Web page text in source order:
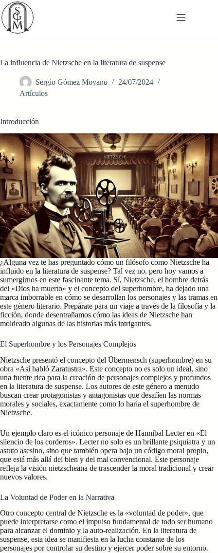
Saltar
al
contenido
La influencia de Nietzsche en la literatura de suspense
Sergio Gómez Moyano
24/07/2024
Artículos
Introducción
¿Alguna vez te has preguntado cómo un filósofo como Nietzsche ha
influido en la literatura de suspense? Tal vez no, pero hoy vamos a
sumergirnos en este fascinante tema. Sí, Nietzsche, el hombre detrás
del «Dios ha muerto» y el concepto del superhombre, ha dejado una
marca imborrable en cómo se desarrollan los personajes y las tramas en
este género literario. Prepárate para un viaje a través de la filosofía y la
ficción, donde desentrañamos cómo las ideas de Nietzsche han
moldeado algunas de las historias más intrigantes.
El Superhombre y los Personajes Complejos
Nietzsche presentó el concepto del Übermensch (superhombre) en su
obra «Así habló Zaratustra». Este concepto no es solo un ideal, sino
una fuente rica para la creación de personajes complejos y profundos
en la literatura de suspense. Los autores de este género a menudo
buscan crear protagonistas y antagonistas que desafíen las normas
morales y sociales, exactamente como lo haría el superhombre de
Nietzsche.
Un ejemplo claro es el icónico personaje de Hannibal Lecter en «El
silencio de los corderos». Lecter no solo es un brillante psiquiatra y un
astuto asesino, sino que también opera bajo un código moral propio,
que está más allá del bien y del mal convencional. Este personaje
refleja la visión nietzscheana de trascender la moral tradicional y crear
nuevos valores.
La Voluntad de Poder en la Narrativa
Otro concepto central de Nietzsche es la «voluntad de poder», que
puede interpretarse como el impulso fundamental de todo ser humano
para alcanzar el dominio y la auto-realización. En la literatura de
suspense, esta idea se manifiesta en la lucha constante de los
personajes por controlar su destino y ejercer poder sobre su entorno.